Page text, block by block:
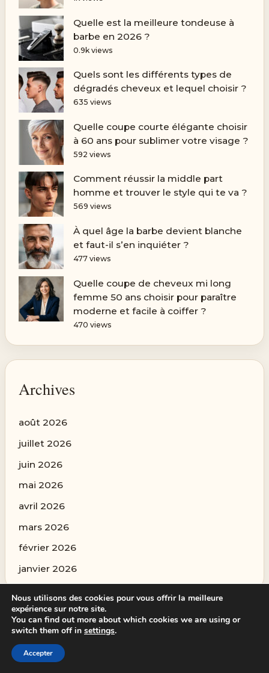
Quelle est la meilleure tondeuse à
barbe en 2026 ?
0.9k views
Quels sont les différents types de
dégradés cheveux et lequel choisir ?
635 views
Quelle coupe courte élégante choisir
à 60 ans pour sublimer votre visage ?
592 views
Comment réussir la middle part
homme et trouver le style qui te va ?
569 views
À quel âge la barbe devient blanche
et faut-il s’en inquiéter ?
477 views
Quelle coupe de cheveux mi long
femme 50 ans choisir pour paraître
moderne et facile à coiffer ?
470 views
Archives
août 2026
juillet 2026
juin 2026
mai 2026
avril 2026
mars 2026
février 2026
janvier 2026
Categories
Nous utilisons des cookies pour vous offrir la meilleure
expérience sur notre site.
You can find out more about which cookies we are using or
switch them off in settings.
Accepter